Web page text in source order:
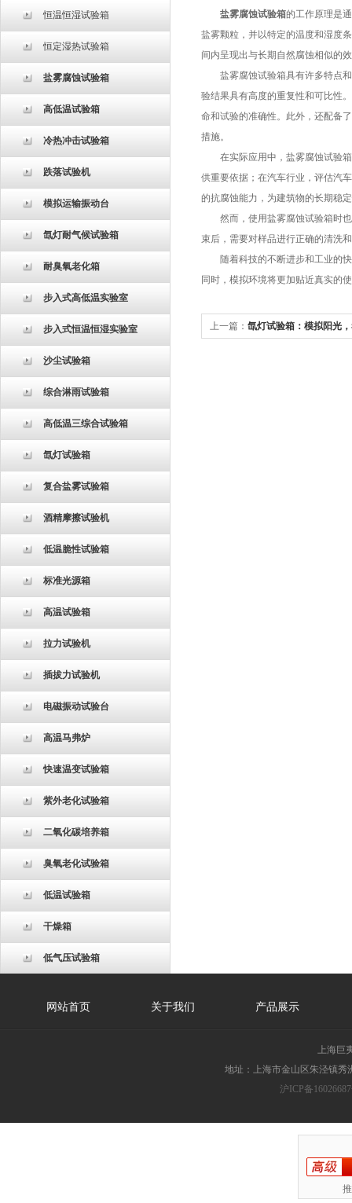
恒温恒湿试验箱
恒定湿热试验箱
盐雾腐蚀试验箱
高低温试验箱
冷热冲击试验箱
跌落试验机
模拟运输振动台
氙灯耐气候试验箱
耐臭氧老化箱
步入式高低温实验室
步入式恒温恒湿实验室
沙尘试验箱
综合淋雨试验箱
高低温三综合试验箱
氙灯试验箱
复合盐雾试验箱
酒精摩擦试验机
低温脆性试验箱
标准光源箱
高温试验箱
拉力试验机
插拔力试验机
电磁振动试验台
高温马弗炉
快速温变试验箱
紫外老化试验箱
二氧化碳培养箱
臭氧老化试验箱
低温试验箱
干燥箱
低气压试验箱
盐雾腐蚀试验箱的工作原理是
盐雾颗粒，并以特定的温度和湿度
间内呈现出与长期自然腐蚀相似的
盐雾腐蚀试验箱具有许多特点和
验结果具有高度的重复性和可比性
命和试验的准确性。此外，还配备
措施。
在实际应用中，盐雾腐蚀试验箱
供重要依据；在汽车行业，评估汽
的抗腐蚀能力，为建筑物的长期稳
然而，使用盐雾腐蚀试验箱时也
束后，需要对样品进行正确的清洗
随着科技的不断进步和工业的快
同时，模拟环境将更加贴近真实的
上一篇： 氙灯试验箱：模拟阳光
网站首页 关于我们 产品展示
上海巨
地址：上海市金山区朱泾镇秀
沪ICP备